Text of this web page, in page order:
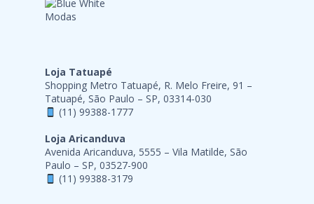
Loja Tatuapé
Shopping Metro Tatuapé, R. Melo Freire, 91 –
Tatuapé, São Paulo – SP, 03314-030
(11) 99388-1777
Loja Aricanduva
Avenida Aricanduva, 5555 – Vila Matilde, São
Paulo – SP, 03527-900
(11) 99388-3179